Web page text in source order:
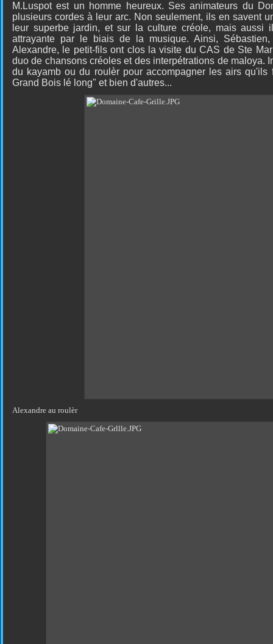
M.Luspot est un homme heureux. Ses animateurs du
plusieurs cordes à leur arc. Non seulement, ils en savent
leur superbe jardin, et sur la culture créole, mais aussi
attrayante par le biais de la musique. Ainsi,
Alexandre, le petit-fils ont clos la visite du CAS de Ste
duo de chansons créoles et des interpétrations de maloya.
du kayamb ou du roulèr pour accompagner les airs qu'ils
Grand Bois lé long" et bien d'autres...
Alexandre au roulèr